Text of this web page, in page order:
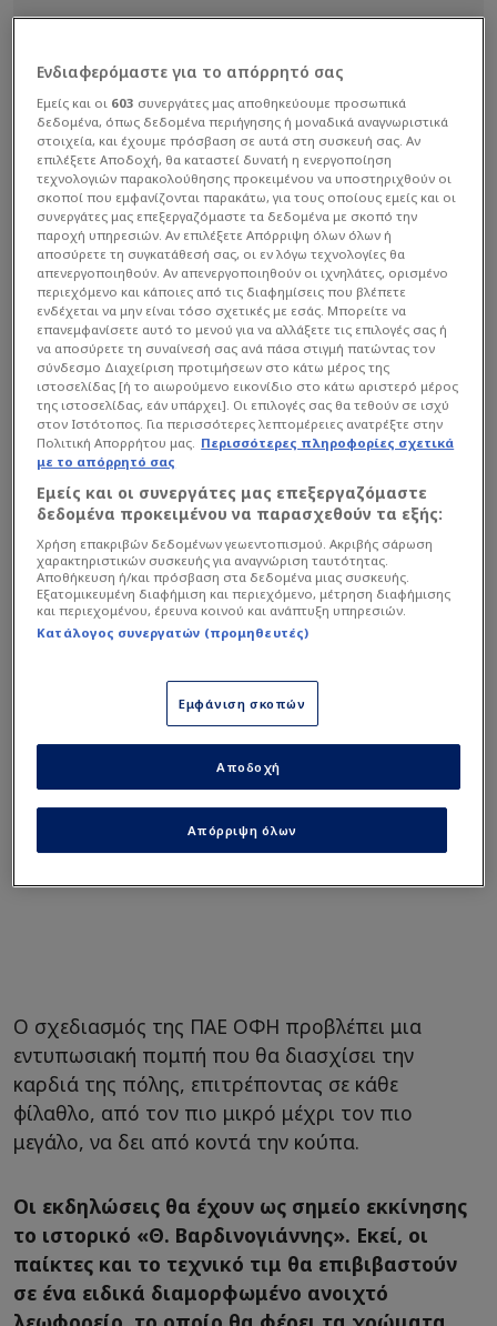
Οι παίκτες του ΟΦΗ θα επιβιβαστούν σε ανοιχτό
λεωφορείο και θα παρελάσουν μπροστά σε
χιλιάδες οπαδούς στο Ηράκλειο.
Διαβάστε επίσης...
Ο… νέος Τσάπρας του ΟΦΗ -
4+1 που πήραν το Κύπελλο
και φεύγουν με μεταγραφή
Το δρομολόγιο του θριάμβου
Ο σχεδιασμός της ΠΑΕ ΟΦΗ προβλέπει μια
εντυπωσιακή πομπή που θα διασχίσει την
καρδιά της πόλης, επιτρέποντας σε κάθε
φίλαθλο, από τον πιο μικρό μέχρι τον πιο
μεγάλο, να δει από κοντά την κούπα.
Οι εκδηλώσεις θα έχουν ως σημείο εκκίνησης
το ιστορικό «Θ. Βαρδινογιάννης». Εκεί, οι
παίκτες και το τεχνικό τιμ θα επιβιβαστούν
σε ένα ειδικά διαμορφωμένο ανοιχτό
Ενδιαφερόμαστε για το απόρρητό σας
Εμείς και οι 603 συνεργάτες μας αποθηκεύουμε προσωπικά
δεδομένα, όπως δεδομένα περιήγησης ή μοναδικά αναγνωριστικά
στοιχεία, και έχουμε πρόσβαση σε αυτά στη συσκευή σας. Αν
επιλέξετε Αποδοχή, θα καταστεί δυνατή η ενεργοποίηση
τεχνολογιών παρακολούθησης προκειμένου να υποστηριχθούν οι
σκοποί που εμφανίζονται παρακάτω, για τους οποίους εμείς και οι
συνεργάτες μας επεξεργαζόμαστε τα δεδομένα με σκοπό την
παροχή υπηρεσιών. Αν επιλέξετε Απόρριψη όλων όλων ή
αποσύρετε τη συγκατάθεσή σας, οι εν λόγω τεχνολογίες θα
απενεργοποιηθούν. Αν απενεργοποιηθούν οι ιχνηλάτες, ορισμένο
περιεχόμενο και κάποιες από τις διαφημίσεις που βλέπετε
ενδέχεται να μην είναι τόσο σχετικές με εσάς. Μπορείτε να
επανεμφανίσετε αυτό το μενού για να αλλάξετε τις επιλογές σας ή
να αποσύρετε τη συναίνεσή σας ανά πάσα στιγμή πατώντας τον
σύνδεσμο Διαχείριση προτιμήσεων στο κάτω μέρος της
ιστοσελίδας [ή το αιωρούμενο εικονίδιο στο κάτω αριστερό μέρος
της ιστοσελίδας, εάν υπάρχει]. Οι επιλογές σας θα τεθούν σε ισχύ
στον Ιστότοπος. Για περισσότερες λεπτομέρειες ανατρέξτε στην
Πολιτική Απορρήτου μας. Περισσότερες πληροφορίες σχετικά
με το απόρρητό σας
Εμείς και οι συνεργάτες μας επεξεργαζόμαστε
δεδομένα προκειμένου να παρασχεθούν τα εξής:
Χρήση επακριβών δεδομένων γεωεντοπισμού. Ακριβής σάρωση
χαρακτηριστικών συσκευής για αναγνώριση ταυτότητας.
Αποθήκευση ή/και πρόσβαση στα δεδομένα μιας συσκευής.
Εξατομικευμένη διαφήμιση και περιεχόμενο, μέτρηση διαφήμισης
και περιεχομένου, έρευνα κοινού και ανάπτυξη υπηρεσιών.
Κατάλογος συνεργατών (προμηθευτές)
Εμφάνιση σκοπών
Απόρριψη όλων
Αποδοχή